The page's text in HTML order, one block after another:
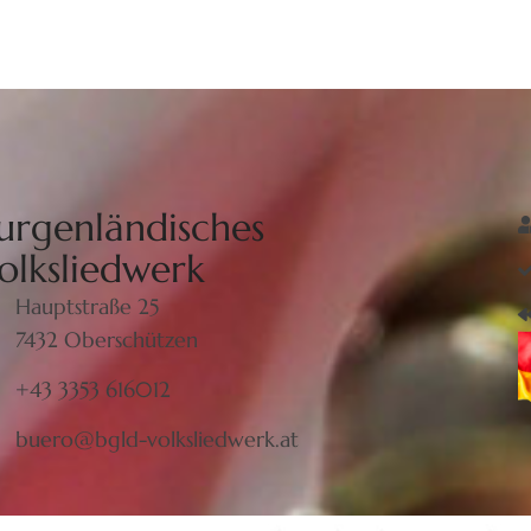
Hauptstraße 25
7432 Oberschützen
+43 3353 616012
buero@bgld-volksliedwerk.at